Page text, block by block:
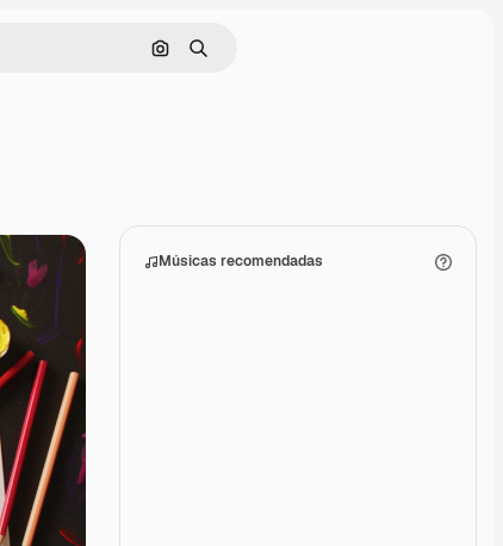
Pesquisar por imagem
Buscar
Músicas recomendadas